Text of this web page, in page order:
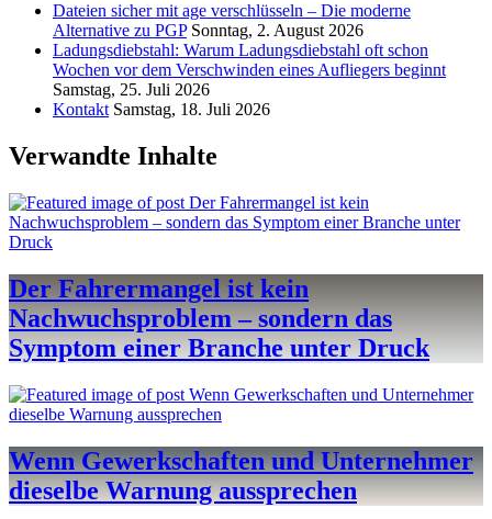
Dateien sicher mit age verschlüsseln – Die moderne
Alternative zu PGP Sonntag, 2. August 2026
Ladungsdiebstahl: Warum Ladungsdiebstahl oft schon
Wochen vor dem Verschwinden eines Aufliegers beginnt
Samstag, 25. Juli 2026
Kontakt Samstag, 18. Juli 2026
Verwandte Inhalte
Der Fahrermangel ist kein
Nachwuchsproblem – sondern das
Symptom einer Branche unter Druck
Wenn Gewerkschaften und Unternehmer
dieselbe Warnung aussprechen